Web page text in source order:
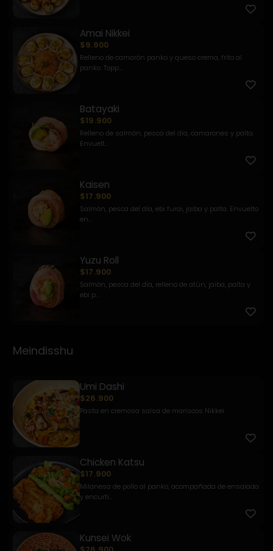
Amai Nikkei
$9.900
Relleno de camarón panko y queso crema, frito al
panko. Topp...
Batayaki
$19.900
Relleno de salmón, pesca del día, camarones y palta.
Envuelt...
Kaisen
$17.900
Salmón, pesca del día, ebi furai, jaiba y palta. Envuelto
en...
Yuzu Roll
$17.900
Salmón, pesca del día, relleno de atún, jaiba, palta y
ebi p...
Meindisshu
Umi Dashi
$26.900
Pasta en cremosa salsa de mariscos Nikkei.
Chicken Katsu
$17.900
Milanesa de pollo al panko, acompañada de ensalada
y encurti...
Kunsei Wok